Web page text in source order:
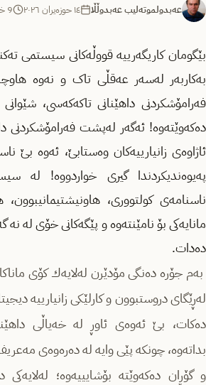
عەبدولموتەلیب عەبدوڵڵا ١٤ حوزه‌یران ٢٠٢٦ 9 خولەک خوێندنەوە
بێگومان کاریگەرییە قووڵەکانی سیستمی
بەکاربەر لەسەر عەقڵی تاک و نەوە
فەرامۆشكردنی داهێنانی تاكەكەسی،
دەكەوێتەوە! ئەگەر لەپشت فەرامۆشكردنی
ئاژاوەی زانیارییەكان وەستابێ، ئەوە بێ
پەیوەندیكردندا گیری خواردووە! لە
ناسنامەی كولتووری، هاونیشتیمانیبوون،
مانایەکی بۆ نامێنتەوە و پێگەكانی خۆی لە
دەدات.
بەم جۆرە دەنگی مۆدێرن لەلایەك كۆی
لەڕێگای دروستبوون و کارلێکی زانیارییە
دەكات، بێ ئەوەی ئاوڕ لە خەیاڵی
بداتەوە، چونكە پێی وایە لە دەرەوەی
و گۆڕان دەكەوێتە بۆشایییەوە؛ لەلایەكی